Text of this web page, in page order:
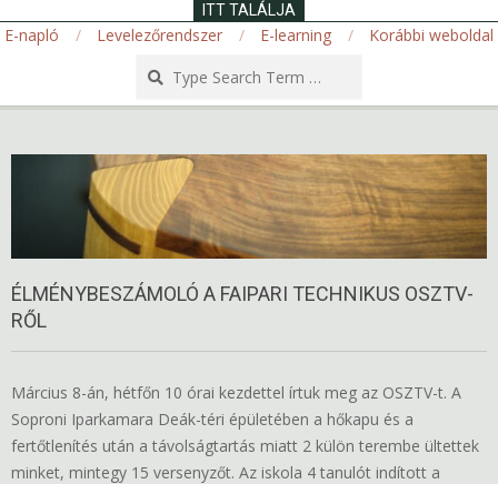
ITT TALÁLJA
E-napló Levelezőrendszer E-learning
Korábbi weboldal
ÉLMÉNYBESZÁMOLÓ A FAIPARI TECHNIKUS OSZTV-
RŐL
Március 8-án, hétfőn 10 órai kezdettel írtuk meg az OSZTV-t. A
Soproni Iparkamara Deák-téri épületében a hőkapu és a
fertőtlenítés után a távolságtartás miatt 2 külön terembe ültettek
minket, mintegy 15 versenyzőt. Az iskola 4 tanulót indított a